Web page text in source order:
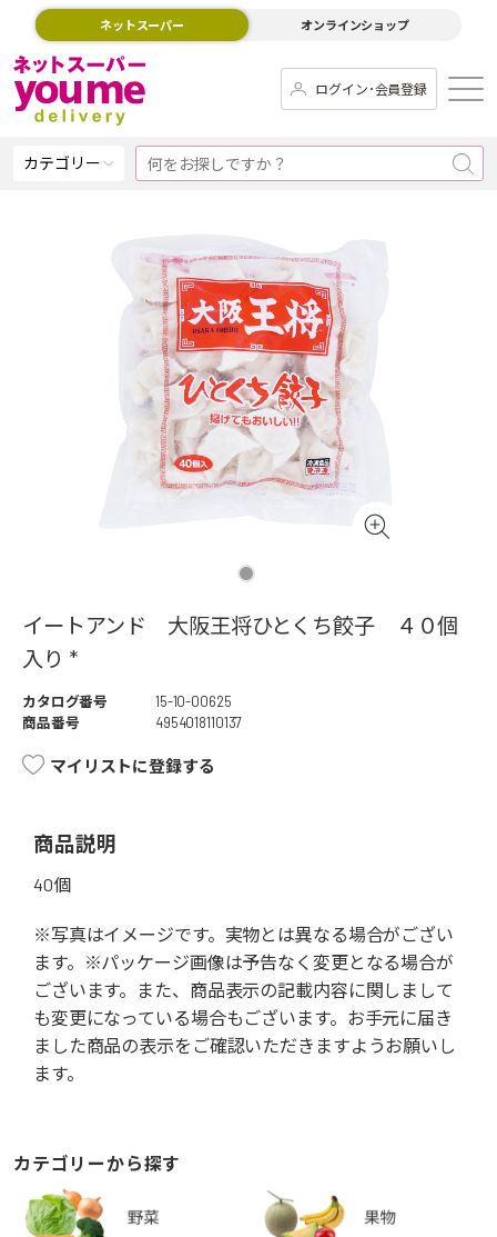
ネットスーパー オンラインショップ
ログイン･会員登録
カテゴリー
イートアンド 大阪王将ひとくち餃子 ４０個
入り *
カタログ番号
15-10-00625
商品番号
4954018110137
マイリストに登録する
商品説明
40個
※写真はイメージです。実物とは異なる場合がござい
ます。※パッケージ画像は予告なく変更となる場合が
ございます。また、商品表示の記載内容に関しまして
も変更になっている場合もございます。お手元に届き
ました商品の表示をご確認いただきますようお願いし
ます。
カテゴリーから探す